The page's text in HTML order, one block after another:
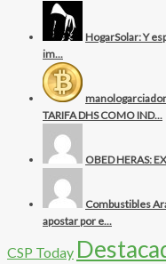
HogarSolar: Y
im...
TARIFA DHS COMO IND...
OBED HERAS:
Combustibles
apostar por e...
CSP Today